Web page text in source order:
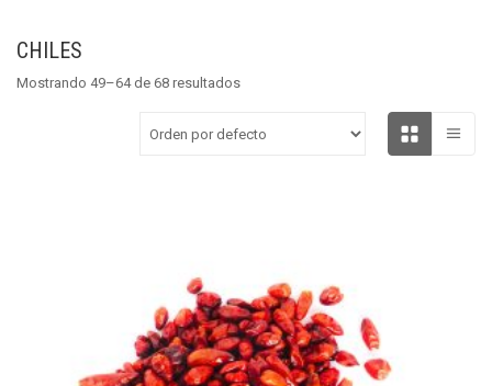
CHILES
Mostrando 49–64 de 68 resultados